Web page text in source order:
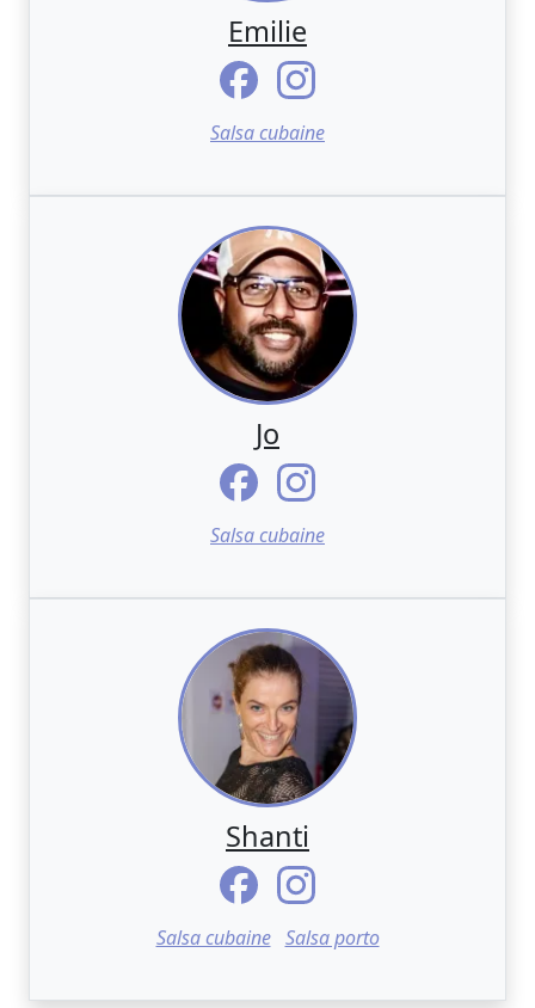
Emilie
Salsa cubaine
Jo
Salsa cubaine
Shanti
Salsa cubaine Salsa porto